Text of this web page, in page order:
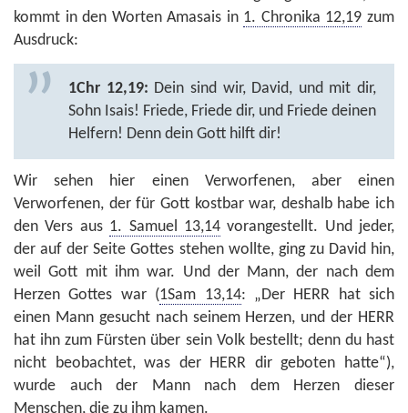
kommt in den Worten Amasais in 1. Chronika 12,19 zum
Ausdruck:
1Chr 12,19: Dein sind wir, David, und mit dir,
Sohn Isais! Friede, Friede dir, und Friede deinen
Helfern! Denn dein Gott hilft dir!
Wir sehen hier einen Verworfenen, aber einen
Verworfenen, der für Gott kostbar war, deshalb habe ich
den Vers aus 1. Samuel 13,14vorangestellt. Und jeder,
der auf der Seite Gottes stehen wollte, ging zu David hin,
weil Gott mit ihm war. Und der Mann, der nach dem
Herzen Gottes war (1Sam 13,14: „Der HERR hat sich
einen Mann gesucht nach seinem Herzen, und der HERR
hat ihn zum Fürsten über sein Volk bestellt; denn du hast
nicht beobachtet, was der HERR dir geboten hatte“),
wurde auch der Mann nach dem Herzen dieser
Menschen, die zu ihm kamen.